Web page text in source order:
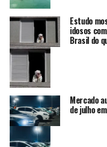
Estudo
idosos
Brasil do
Mercado
de julho